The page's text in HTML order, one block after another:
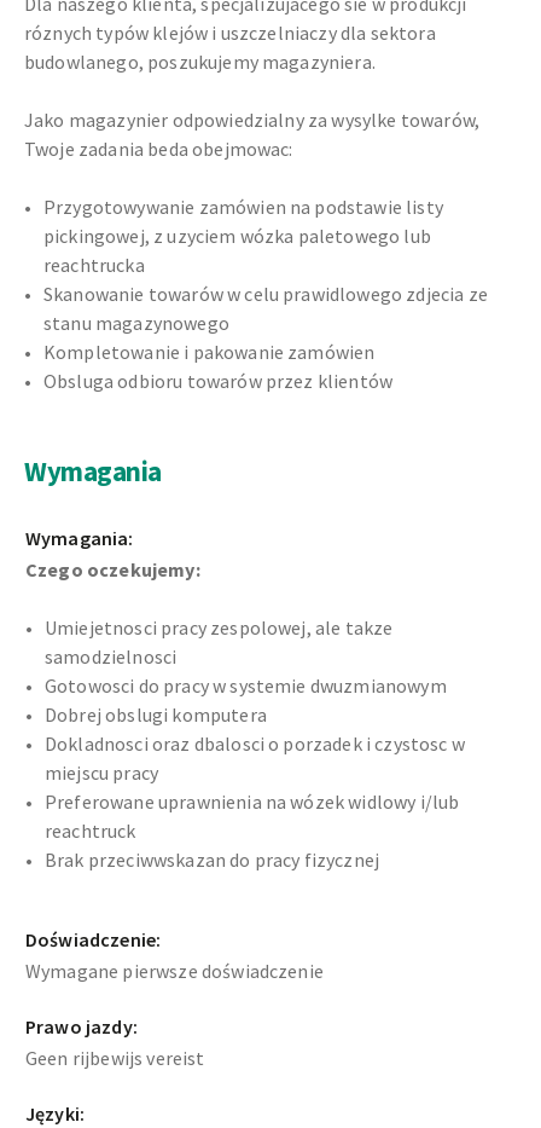
róznych typów klejów i uszczelniaczy dla sektora
budowlanego, poszukujemy magazyniera.
Jako magazynier odpowiedzialny za wysylke towarów,
Twoje zadania beda obejmowac:
Przygotowywanie zamówien na podstawie listy
pickingowej, z uzyciem wózka paletowego lub
reachtrucka
Skanowanie towarów w celu prawidlowego zdjecia ze
stanu magazynowego
Kompletowanie i pakowanie zamówien
Obsluga odbioru towarów przez klientów
Wymagania
Wymagania:
Czego oczekujemy:
Umiejetnosci pracy zespolowej, ale takze
samodzielnosci
Gotowosci do pracy w systemie dwuzmianowym
Dobrej obslugi komputera
Dokladnosci oraz dbalosci o porzadek i czystosc w
miejscu pracy
Preferowane uprawnienia na wózek widlowy i/lub
reachtruck
Brak przeciwwskazan do pracy fizycznej
Doświadczenie:
Wymagane pierwsze doświadczenie
Prawo jazdy:
Geen rijbewijs vereist
Języki: